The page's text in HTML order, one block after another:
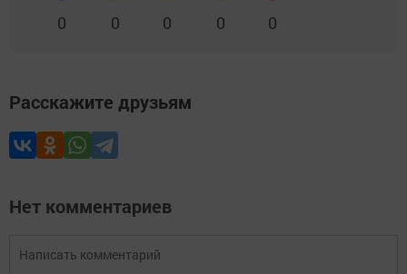
0 0 0 0 0
Расскажите друзьям
Нет комментариев